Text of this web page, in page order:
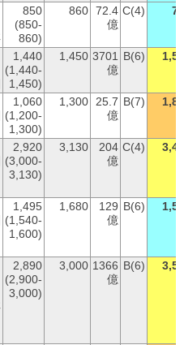
850
(850-
860)
860 72.4
億
C(4)
1,440
(1,440-
1,450)
1,450 3701
億
B(6)
1,060
(1,200-
1,300)
1,300
25.7
億
B(7)
2,920
(3,000-
3,130)
3,130
204
億
C(4)
1,495
(1,540-
1,600)
1,680
129
億
B(6)
2,890
(2,900-
3,000)
3,000 1366
億
B(6)